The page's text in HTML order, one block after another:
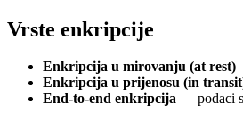
Vrste enkripcije
Enkripcija u mirovanju (at rest)
Enkripcija u prijenosu (in
End-to-end enkripcija — podaci